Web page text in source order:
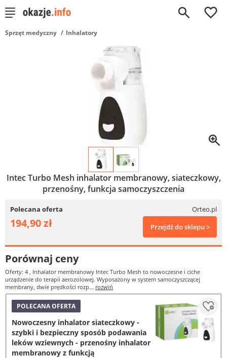
0
Sprzęt medyczny Inhalatory
Intec Turbo Mesh inhalator membranowy, siateczkowy,
przenośny, funkcja samoczyszczenia
Polecana oferta Orteo.pl
194,90 zł Przejdź do sklepu >
Porównaj ceny
Oferty: 4 , Inhalator membranowy Intec Turbo Mesh to nowoczesne i ciche
urządzenie do terapii aerozolowej. Wyposażony w system samoczyszczącej
membrany, dwie prędkości rozp... rozwiń
POLECANA OFERTA
Nowoczesny inhalator siateczkowy -
szybki i bezpieczny sposób podawania
leków wziewnych - przenośny inhalator
membranowy z funkcją